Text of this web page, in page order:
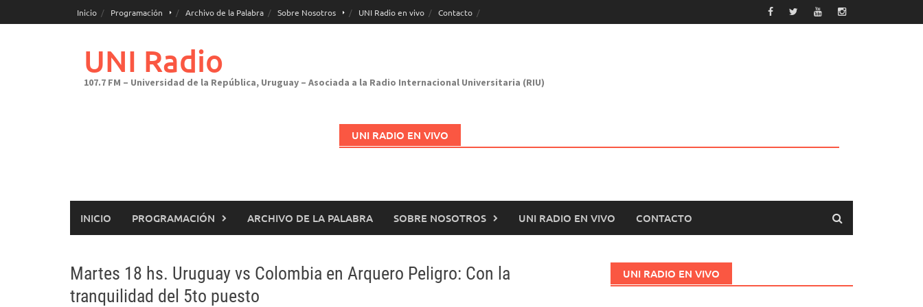
al
Inicio Programación Archivo de la Palabra Sobre Nosotros UNI Radio en vivo Contacto
UNI Radio
107.7 FM – Universidad de la República, Uruguay – Asociada a la Radio Internacional Universitaria (RIU)
UNI RADIO EN VIVO
INICIO PROGRAMACIÓN ARCHIVO DE LA PALABRA SOBRE NOSOTROS UNI RADIO EN VIVO CONTACTO
Martes 18 hs. Uruguay vs Colombia en Arquero Peligro: Con la
tranquilidad del 5to puesto
UNI RADIO EN VIVO